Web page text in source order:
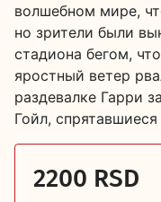
волшебном мире,
но зрители были
стадиона бегом,
яростный ветер
раздевалке Гарри
Гойл,
2200 RSD